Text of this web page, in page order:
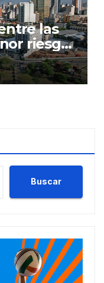
las
riesgo
Buscar